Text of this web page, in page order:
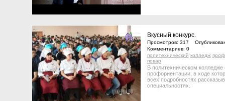
Вкусный конкурс.
Просмотров: 317
Комментариев: 0
политехнический колледж
повар
В политехническом колледже
профориентации, в ходе
всех подробностях
специальностях.